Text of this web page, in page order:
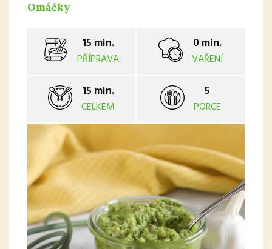
Omáčky
15 min.
PŘÍPRAVA
0 min.
VAŘENÍ
15 min.
CELKEM
5
PORCE